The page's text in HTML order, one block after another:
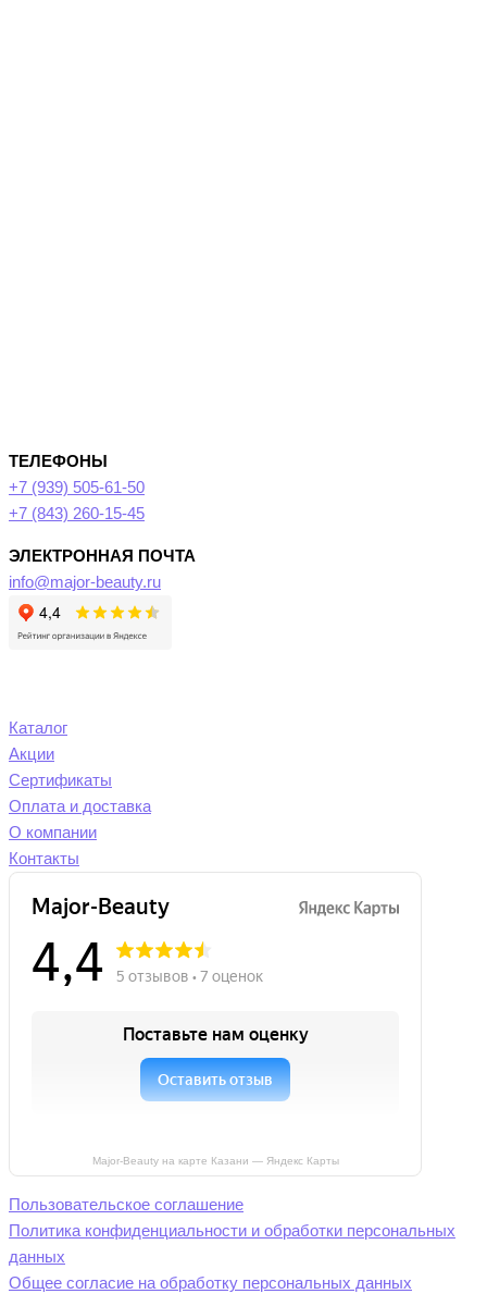
ТЕЛЕФОНЫ
+7 (939) 505-61-50
+7 (843) 260-15-45
ЭЛЕКТРОННАЯ ПОЧТА
info@major-beauty.ru
Каталог
Акции
Сертификаты
Оплата и доставка
О компании
Контакты
Major-Beauty на карте Казани — Яндекс Карты
Пользовательское соглашение
Политика конфиденциальности и обработки персональных
данных
Общее согласие на обработку персональных данных